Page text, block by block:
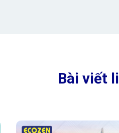
Bài viết